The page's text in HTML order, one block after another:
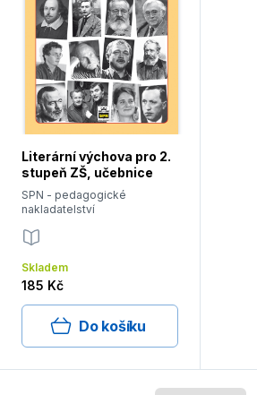
Literární výchova pro 2.
stupeň ZŠ, učebnice
SPN - pedagogické
nakladatelství
Skladem
185 Kč
Do košíku